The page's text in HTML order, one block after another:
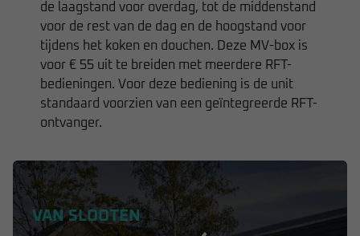
de laagstand voor overdag, tot de middenstand
voor de rest van de dag en de hoogstand voor
tijdens het koken en douchen. Deze MV-box is
voor € 55 uit te breiden met meerdere RFT-
bedieningen. Voor deze bediening is de unit
standaard voorzien van een geïntegreerde RFT-
ontvanger.
VAN SLOOTEN